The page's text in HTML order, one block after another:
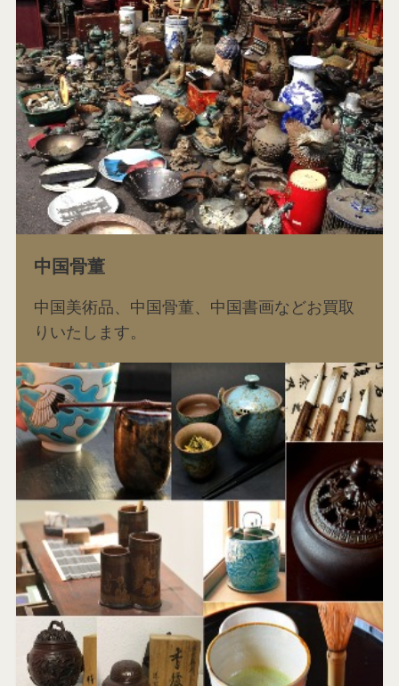
中国骨董
中国美術品、中国骨董、中国書画などお買取
りいたします。